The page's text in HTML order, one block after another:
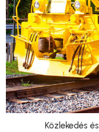
Közlekedés és